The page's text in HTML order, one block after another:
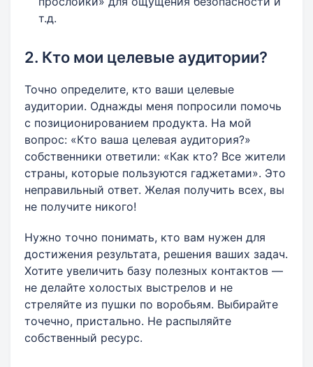
т.д.
2. Кто мои целевые аудитории?
Точно определите, кто ваши целевые
аудитории. Однажды меня попросили помочь
с позиционированием продукта. На мой
вопрос: «Кто ваша целевая аудитория?»
собственники ответили: «Как кто? Все жители
страны, которые пользуются гаджетами». Это
неправильный ответ. Желая получить всех, вы
не получите никого!
Нужно точно понимать, кто вам нужен для
достижения результата, решения ваших задач.
Хотите увеличить базу полезных контактов —
не делайте холостых выстрелов и не
стреляйте из пушки по воробьям. Выбирайте
точечно, пристально. Не распыляйте
собственный ресурс.